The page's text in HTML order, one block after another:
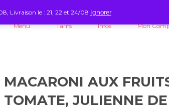
Menu Tarifs Infos Mon
MACARONI AUX
TOMATE, JULIENNE
Livraison le : 21, 22 et 24/08 Ignorer